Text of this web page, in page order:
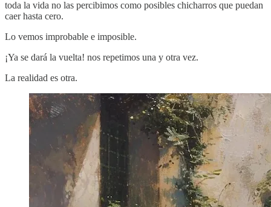
toda la vida no las percibimos como posibles chicharros que puedan
caer hasta cero.
Lo vemos improbable e imposible.
¡Ya se dará la vuelta! nos repetimos una y otra vez.
La realidad es otra.